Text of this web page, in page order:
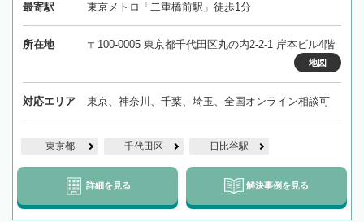
最寄駅 東京メトロ「二重橋前駅」徒歩1分
所在地 〒100-0005 東京都千代田区丸の内2-2-1 岸本ビル4階
地図
対応エリア 東京、神奈川、千葉、埼玉、全国オンライン相談可
東京都 千代田区 日比谷駅
詳細を見る 解決事例を見る